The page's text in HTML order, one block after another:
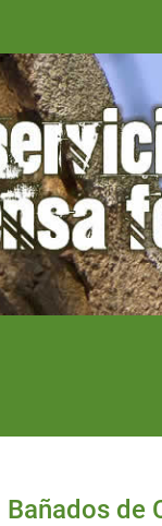
Bañados de